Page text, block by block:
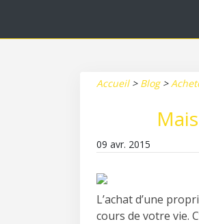
Accueil > Blog >
09 avr. 2015
L’achat d’une
cours de votre vie.